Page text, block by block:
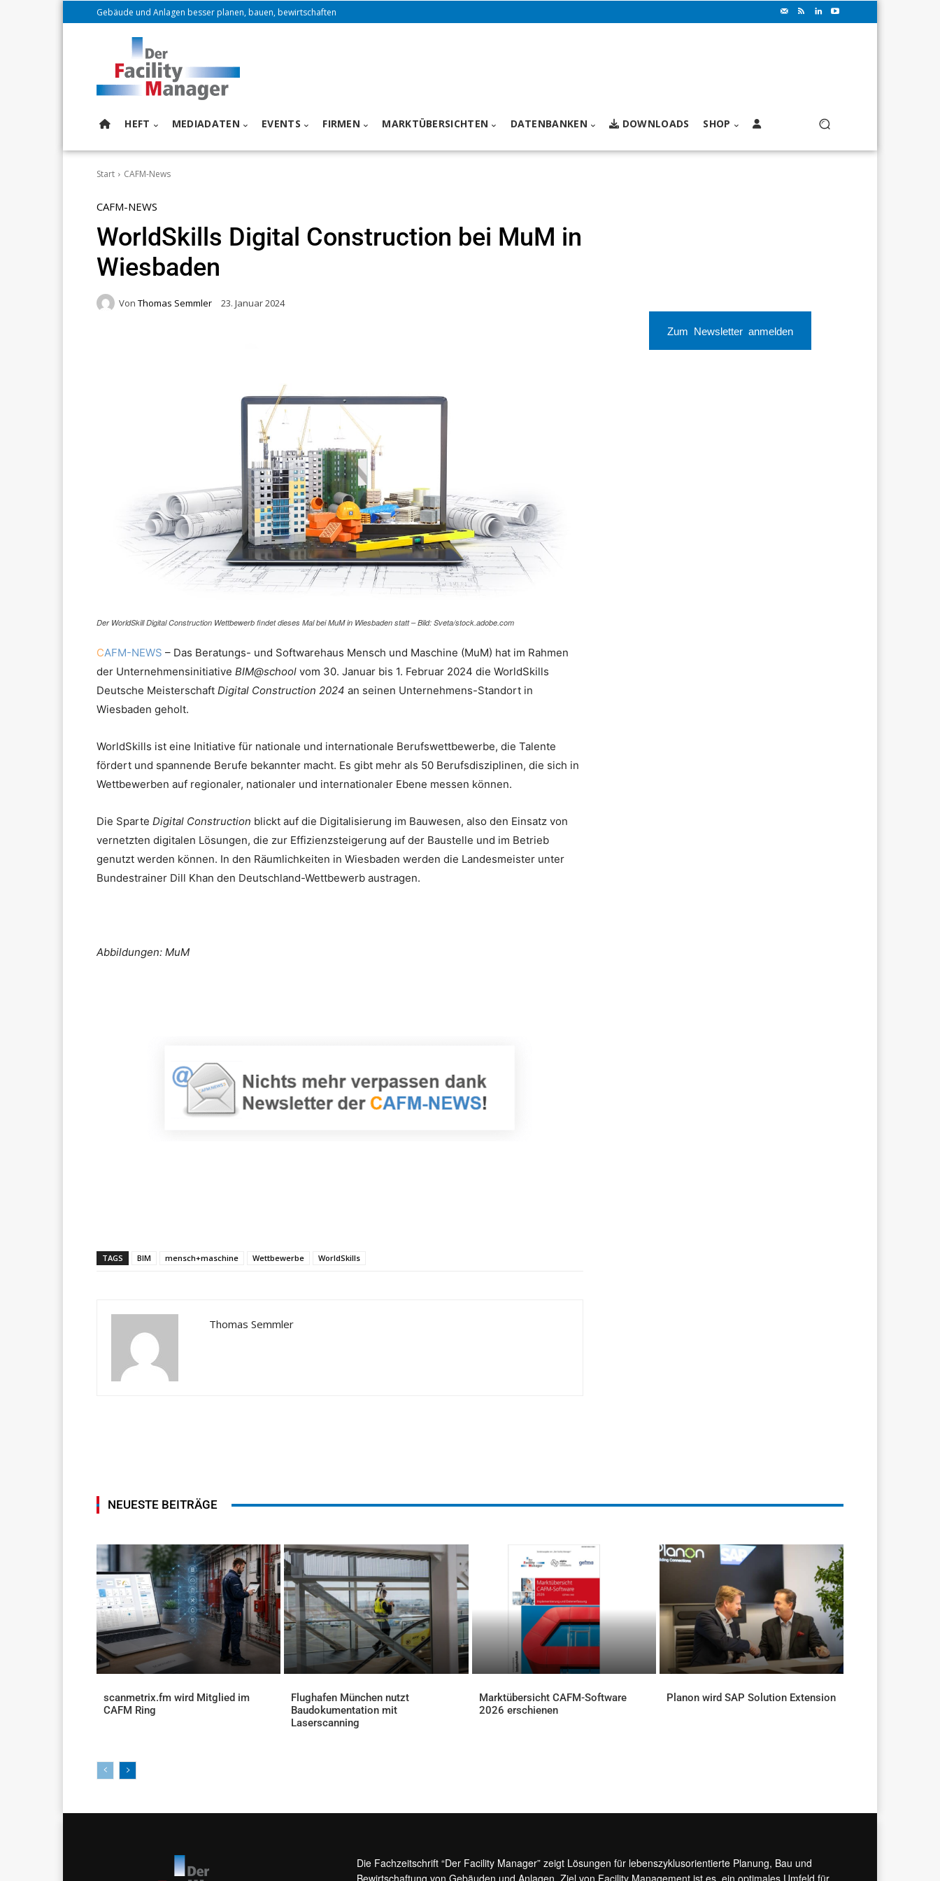
Gebäude und Anlagen besser planen, bauen, bewirtschaften
HEFT MEDIADATEN EVENTS FIRMEN MARKTÜBERSICHTEN DATENBANKEN DOWNLOADS SHOP
Start CAFM-News
CAFM-NEWS
WorldSkills Digital Construction bei MuM in
Wiesbaden
Von Thomas Semmler 23. Januar 2024
Der WorldSkill Digital Construction Wettbewerb findet dieses Mal bei MuM in Wiesbaden statt – Bild: Sveta/stock.adobe.com
CAFM-NEWS – Das Beratungs- und Softwarehaus Mensch und Maschine (MuM) hat im Rahmen
der Unternehmensinitiative BIM@school vom 30. Januar bis 1. Februar 2024 die WorldSkills
Deutsche Meisterschaft Digital Construction 2024 an seinen Unternehmens-Standort in
Wiesbaden geholt.
WorldSkills ist eine Initiative für nationale und internationale Berufswettbewerbe, die Talente
fördert und spannende Berufe bekannter macht. Es gibt mehr als 50 Berufsdisziplinen, die sich in
Wettbewerben auf regionaler, nationaler und internationaler Ebene messen können.
Die Sparte Digital Construction blickt auf die Digitalisierung im Bauwesen, also den Einsatz von
vernetzten digitalen Lösungen, die zur Effizienzsteigerung auf der Baustelle und im Betrieb
genutzt werden können. In den Räumlichkeiten in Wiesbaden werden die Landesmeister unter
Bundestrainer Dill Khan den Deutschland-Wettbewerb austragen.
Abbildungen: MuM
TAGS BIM mensch+maschine Wettbewerbe WorldSkills
Thomas Semmler
Zum Newsletter anmelden
NEUESTE BEITRÄGE
scanmetrix.fm wird Mitglied im
CAFM Ring
Flughafen München nutzt
Baudokumentation mit
Laserscanning
Marktübersicht CAFM-Software
2026 erschienen
Planon wird SAP Solution Extension
Die Fachzeitschrift “Der Facility Manager” zeigt Lösungen für lebenszyklusorientierte Planung, Bau und
Bewirtschaftung von Gebäuden und Anlagen. Ziel von Facility Management ist es, ein optimales Umfeld für